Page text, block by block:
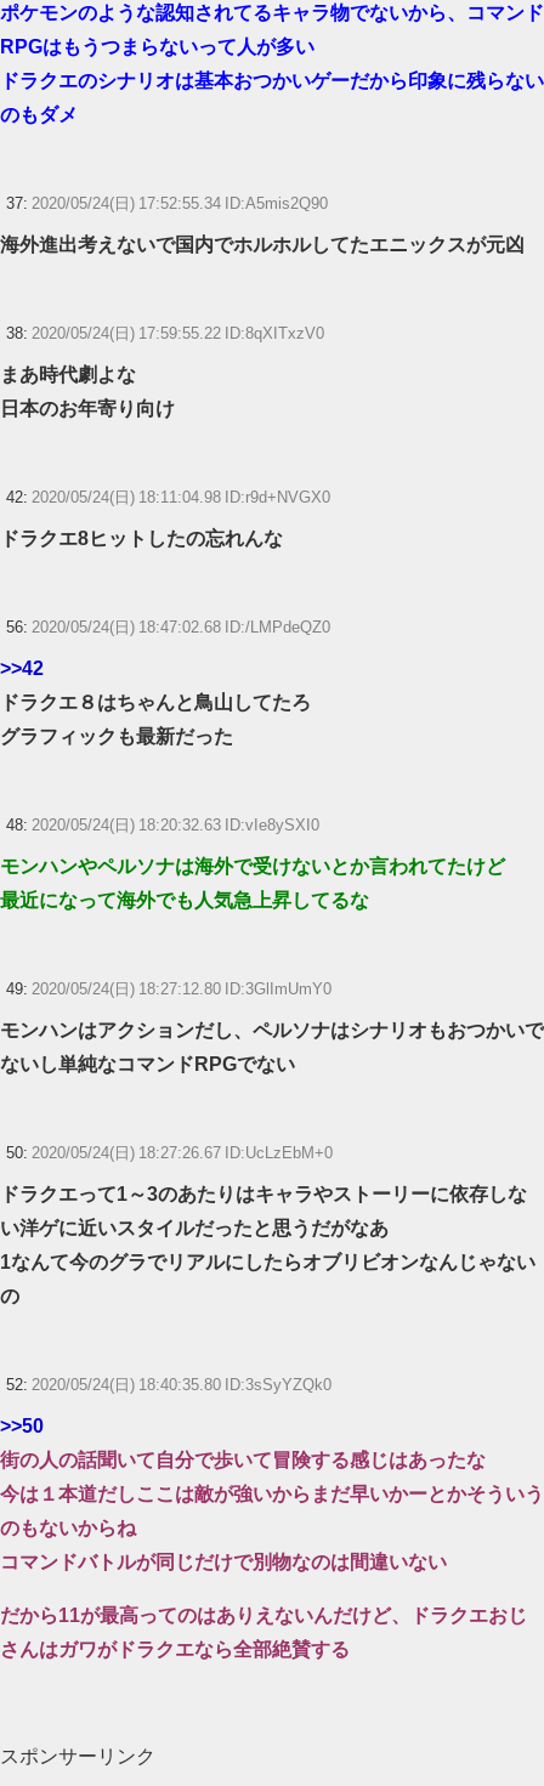
ポケモンのような認知されてるキャラ物でないから、コマンド
RPGはもうつまらないって人が多い
ドラクエのシナリオは基本おつかいゲーだから印象に残らない
のもダメ
37: 2020/05/24(日) 17:52:55.34 ID:A5mis2Q90
海外進出考えないで国内でホルホルしてたエニックスが元凶
38: 2020/05/24(日) 17:59:55.22 ID:8qXITxzV0
まあ時代劇よな
日本のお年寄り向け
42: 2020/05/24(日) 18:11:04.98 ID:r9d+NVGX0
ドラクエ8ヒットしたの忘れんな
56: 2020/05/24(日) 18:47:02.68 ID:/LMPdeQZ0
>>42
ドラクエ８はちゃんと鳥山してたろ
グラフィックも最新だった
48: 2020/05/24(日) 18:20:32.63 ID:vIe8ySXI0
モンハンやペルソナは海外で受けないとか言われてたけど
最近になって海外でも人気急上昇してるな
49: 2020/05/24(日) 18:27:12.80 ID:3GlImUmY0
モンハンはアクションだし、ペルソナはシナリオもおつかいで
ないし単純なコマンドRPGでない
50: 2020/05/24(日) 18:27:26.67 ID:UcLzEbM+0
ドラクエって1～3のあたりはキャラやストーリーに依存しな
い洋ゲに近いスタイルだったと思うだがなあ
1なんて今のグラでリアルにしたらオブリビオンなんじゃない
の
52: 2020/05/24(日) 18:40:35.80 ID:3sSyYZQk0
>>50
街の人の話聞いて自分で歩いて冒険する感じはあったな
今は１本道だしここは敵が強いからまだ早いかーとかそういう
のもないからね
コマンドバトルが同じだけで別物なのは間違いない
だから11が最高ってのはありえないんだけど、ドラクエおじ
さんはガワがドラクエなら全部絶賛する
スポンサーリンク